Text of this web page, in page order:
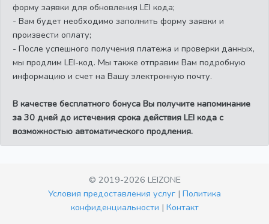
форму заявки для обновления LEI кода;
- Вам будет необходимо заполнить форму заявки и
произвести оплату;
- После успешного получения платежа и проверки данных,
мы продлим LEI-код. Мы также отправим Вам подробную
информацию и счет на Вашу электронную почту.
В качестве бесплатного бонуса Вы получите напоминание
за 30 дней до истечения срока действия LEI кода с
возможностью автоматического продления.
© 2019-2026 LEIZONE
Условия предоставления услуг | Политика
конфиденциальности | Контакт